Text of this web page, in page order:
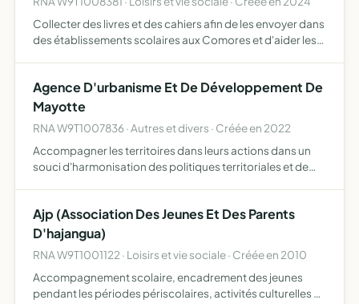
Collecter des livres et des cahiers afin de les envoyer dans
des établissements scolaires aux Comores et d'aider les
Agence D'urbanisme Et De Développement De
Mayotte
RNA W9T1007836 · Autres et divers · Créée en 2022
Accompagner les territoires dans leurs actions dans un
souci d'harmonisation des politiques territoriales et de
de …
Ajp (Association Des Jeunes Et Des Parents
D'hajangua)
RNA W9T1001122 · Loisirs et vie sociale · Créée en 2010
Accompagnement scolaire, encadrement des jeunes
pendant les périodes périscolaires, activités culturelles et